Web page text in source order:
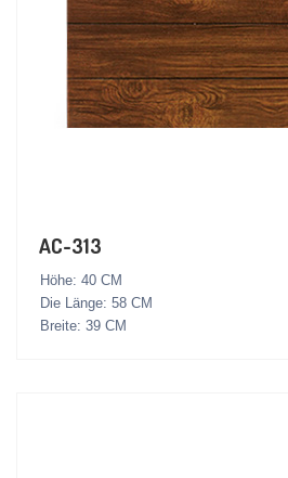
AC-313
Höhe: 40 CM
Die Länge: 58 CM
Breite: 39 CM